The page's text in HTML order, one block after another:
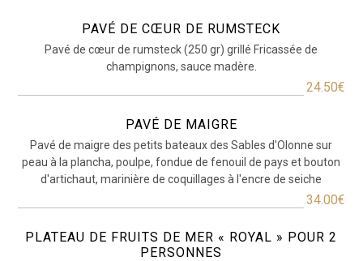
PAVÉ DE CŒUR DE RUMSTECK
Pavé de cœur de rumsteck (250 gr) grillé Fricassée de
champignons, sauce madère.
24.50€
PAVÉ DE MAIGRE
Pavé de maigre des petits bateaux des Sables d'Olonne sur
peau à la plancha, poulpe, fondue de fenouil de pays et bouton
d'artichaut, marinière de coquillages à l'encre de seiche
34.00€
PLATEAU DE FRUITS DE MER « ROYAL » POUR 2
PERSONNES